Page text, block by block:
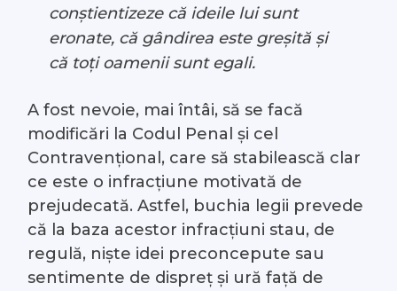
conștientizeze că ideile lui sunt
eronate, că gândirea este greșită și
că toți oamenii sunt egali.
A fost nevoie, mai întâi, să se facă
modificări la Codul Penal și cel
Contravențional, care să stabilească clar
ce este o infracțiune motivată de
prejudecată. Astfel, buchia legii prevede
că la baza acestor infracțiuni stau, de
regulă, niște idei preconcepute sau
sentimente de dispreț și ură față de